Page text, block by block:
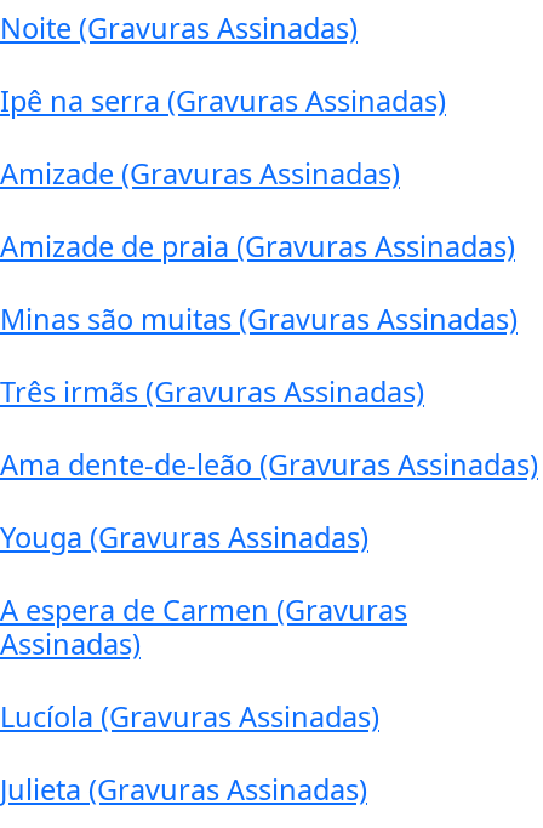
Noite (Gravuras Assinadas)
Ipê na serra (Gravuras Assinadas)
Amizade (Gravuras Assinadas)
Amizade de praia (Gravuras Assinadas)
Minas são muitas (Gravuras Assinadas)
Três irmãs (Gravuras Assinadas)
Ama dente-de-leão (Gravuras Assinadas)
Youga (Gravuras Assinadas)
A espera de Carmen (Gravuras
Assinadas)
Lucíola (Gravuras Assinadas)
Julieta (Gravuras Assinadas)